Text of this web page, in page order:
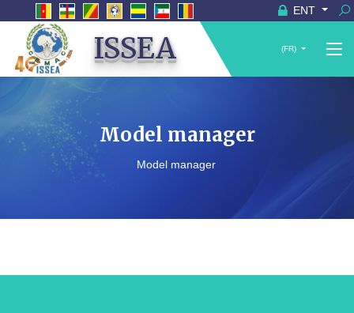
ENT
ISSEA (FR)
Model manager
Model manager